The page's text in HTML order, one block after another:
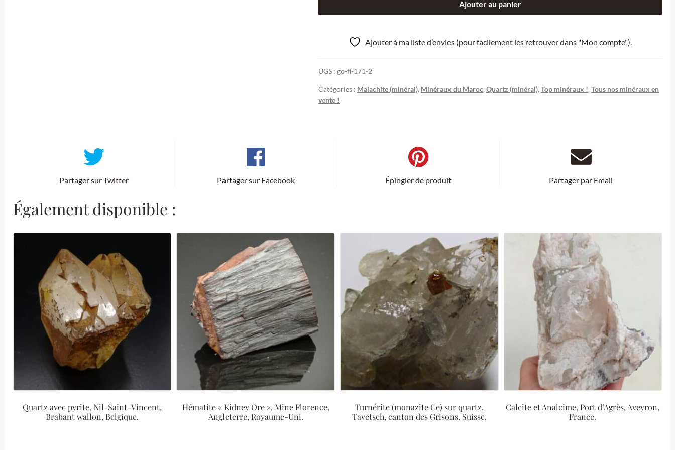
de
Maroc.
Ajouter au panier
Ajouter à ma liste d’envies (pour facilement les retrouver dans "Mon compte").
UGS : go-fl-171-2
Catégories : Malachite (minéral), Minéraux du Maroc, Quartz (minéral), Top minéraux !, Tous nos minéraux en
vente !
Partager sur Twitter Partager sur Facebook Épingler de produit Partager par Email
Également disponible :
Quartz avec pyrite, Nil-Saint-Vincent,
Brabant wallon, Belgique.
Hématite « Kidney Ore », Mine Florence,
Angleterre, Royaume-Uni.
Turnérite (monazite Ce) sur quartz,
Tavetsch, canton des Grisons, Suisse.
Calcite et Analcime, Port d’Agrès, Aveyron,
France.